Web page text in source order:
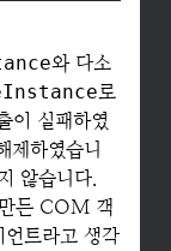
와 다소
로
이 실패하였
제하였습니
않습니다.
든 COM 객
트라고 생각